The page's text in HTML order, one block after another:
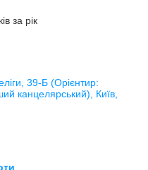
за рік
39-Б (Орієнтир:
канцелярський), Київ,